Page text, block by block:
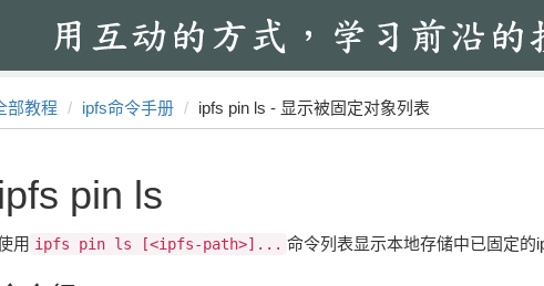
部教程 ipfs命令手册 ipfs pin ls - 显示被固定对象列表
ipfs pin ls
用 ipfs pin ls [<ipfs-path>]... 命令列表显示本地存储中已固定的